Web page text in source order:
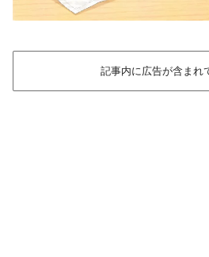
記事内に広告が含まれ